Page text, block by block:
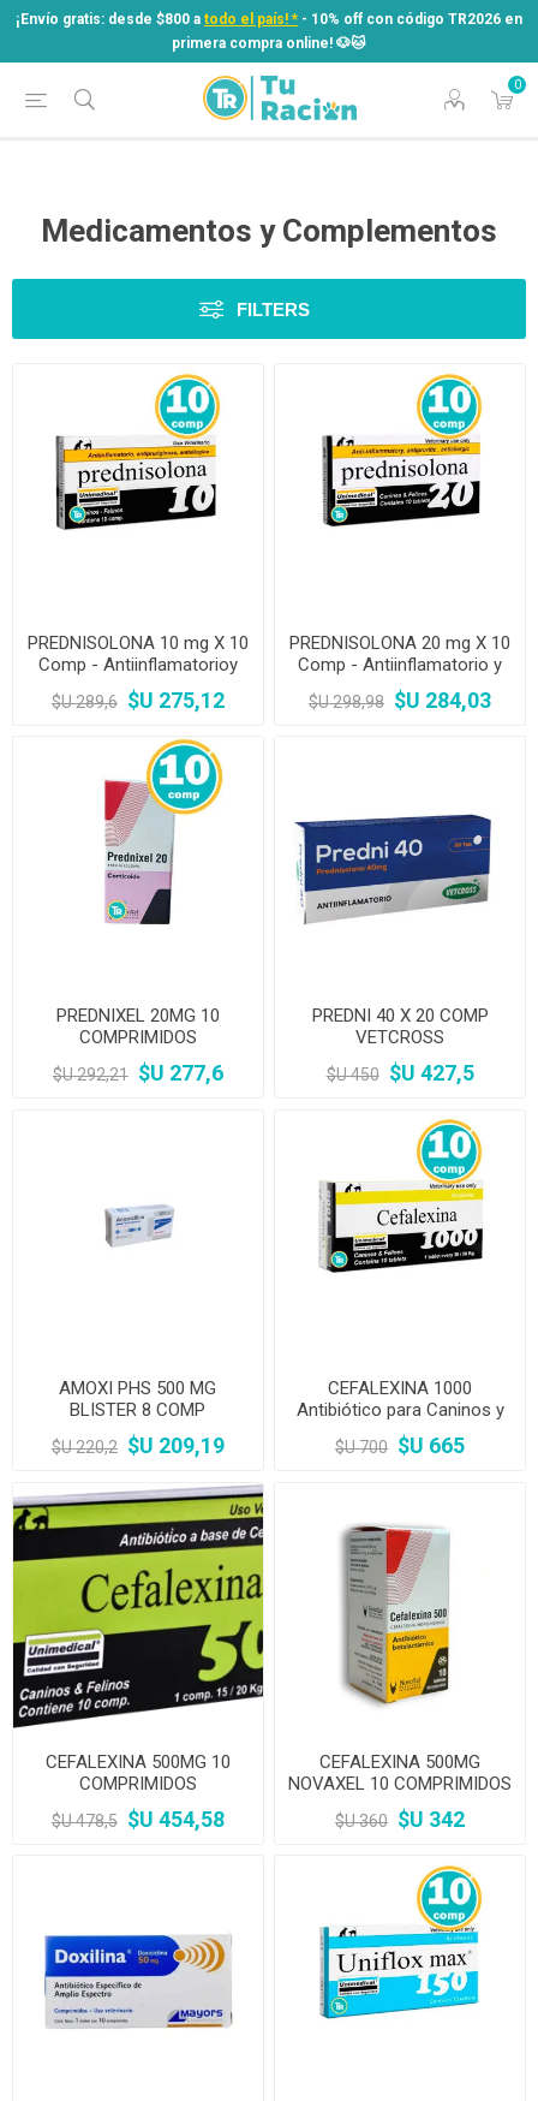
¡Envío gratis: desde $800 a todo el país! * - 10% off con código TR2026 en
primera compra online! ​🐶​🐱
0
¡Envío gratis: desde $800 atodo el país! *
- 10% off con código TR2026 en
primera compra online! ​🐶​🐱
Medicamentos y Complementos
FILTERS
PREDNISOLONA 10 mg X 10
Comp - Antiinflamatorioy
Antialergico
$U 289,6 $U 275,12
PREDNISOLONA 20 mg X 10
Comp - Antiinflamatorio y
Antialergico
$U 298,98 $U 284,03
PREDNIXEL 20MG 10
COMPRIMIDOS
$U 292,21 $U 277,6
PREDNI 40 X 20 COMP
VETCROSS
$U 450 $U 427,5
AMOXI PHS 500 MG
BLISTER 8 COMP
$U 220,2 $U 209,19
CEFALEXINA 1000
Antibiótico para Caninos y
Felinos 10 comp
$U 700 $U 665
CEFALEXINA 500MG 10
COMPRIMIDOS
$U 478,5 $U 454,58
CEFALEXINA 500MG
NOVAXEL 10 COMPRIMIDOS
$U 360 $U 342